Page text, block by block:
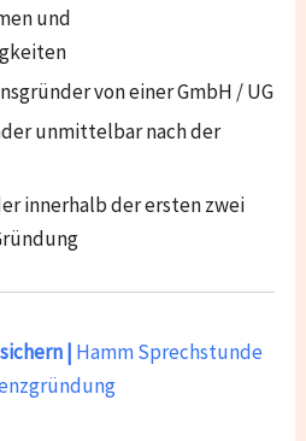
und
von einer GmbH / UG
unmittelbar nach der
innerhalb der ersten zwei
| Hamm Sprechstunde